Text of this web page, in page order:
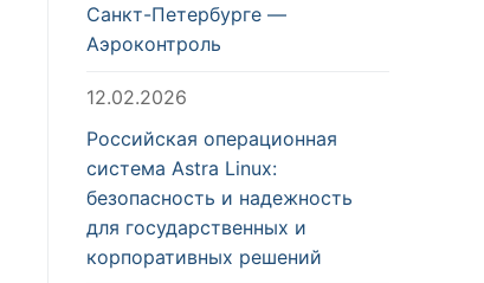
Санкт-Петербурге —
Аэроконтроль
12.02.2026
Российская операционная
система Astra Linux:
безопасность и надежность
для государственных и
корпоративных решений